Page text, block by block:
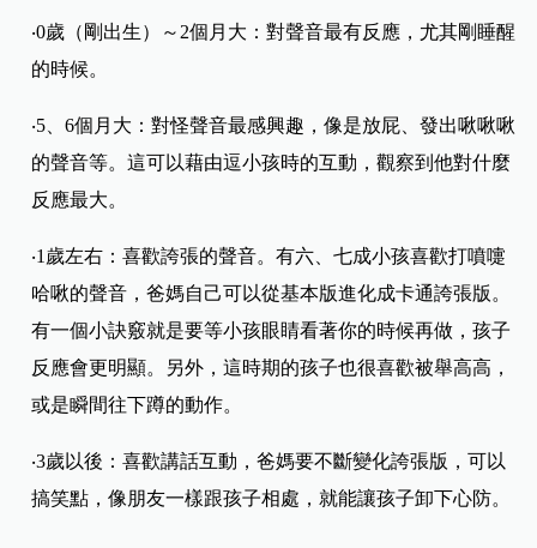
‧0歲（剛出生）～2個月大：對聲音最有反應，尤其剛睡醒
的時候。
‧5、6個月大：對怪聲音最感興趣，像是放屁、發出啾啾啾
的聲音等。這可以藉由逗小孩時的互動，觀察到他對什麼
反應最大。
‧1歲左右：喜歡誇張的聲音。有六、七成小孩喜歡打噴嚏
哈啾的聲音，爸媽自己可以從基本版進化成卡通誇張版。
有一個小訣竅就是要等小孩眼睛看著你的時候再做，孩子
反應會更明顯。另外，這時期的孩子也很喜歡被舉高高，
或是瞬間往下蹲的動作。
‧3歲以後：喜歡講話互動，爸媽要不斷變化誇張版，可以
搞笑點，像朋友一樣跟孩子相處，就能讓孩子卸下心防。